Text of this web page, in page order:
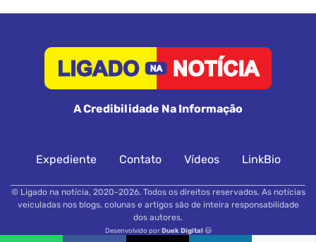
A Credibilidade Na Informação
Expediente Contato Vídeos LinkBio
© Ligado na notícia, 2020-2026. Todos os direitos reservados. As notícias
veiculadas nos blogs, colunas e artigos são de inteira responsabilidade
dos autores.
Desenvolvido por Duek Digital 😃